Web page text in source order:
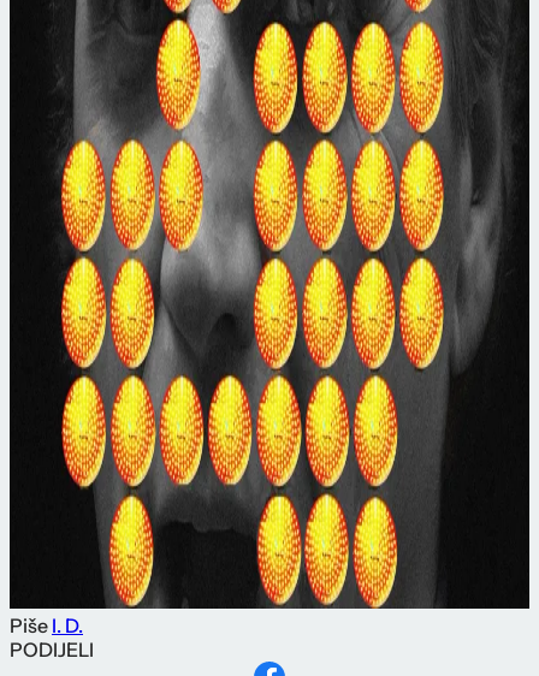
Piše I. D.
PODIJELI